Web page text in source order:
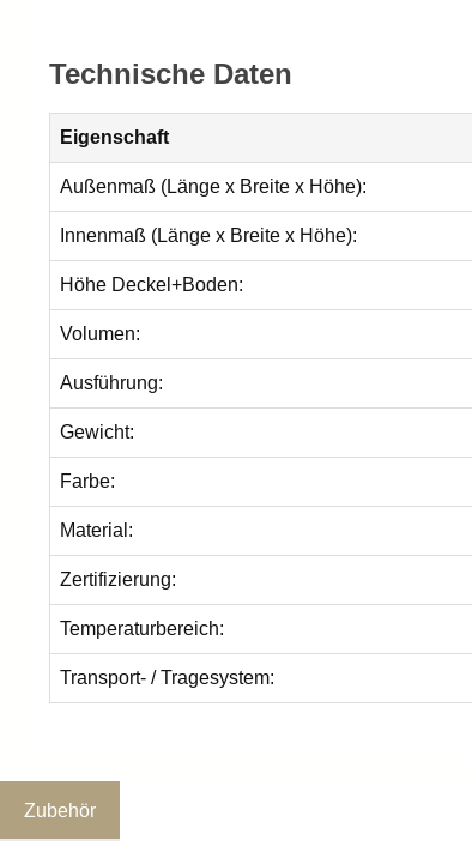
Technische Daten
Eigenschaft
Außenmaß (Länge x Breite x Höhe):
Innenmaß (Länge x Breite x Höhe):
Höhe Deckel+Boden:
Volumen:
Ausführung:
Gewicht:
Farbe:
Material:
Zertifizierung:
Temperaturbereich:
Transport- / Tragesystem:
Zubehör